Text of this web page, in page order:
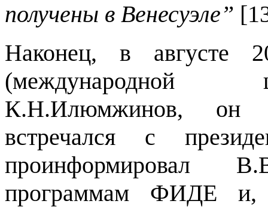
получены в Венесуэле”
Наконец, в августе
(международной
К.Н.Илюмжинов, он
встречался с
проинформировал
программам ФИДЕ и,